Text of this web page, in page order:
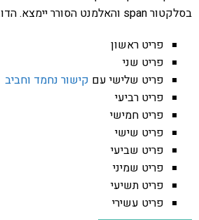
בסלקטור span והאלמנט הסורר יימצא. הדוגמא תבהיר את הכל:
פריט ראשון
פריט שני
פריט שלישי עם קישור נחמד וחביב
פריט רביעי
פריט חמישי
פריט שישי
פריט שביעי
פריט שמיני
פריט תשיעי
פריט עשירי